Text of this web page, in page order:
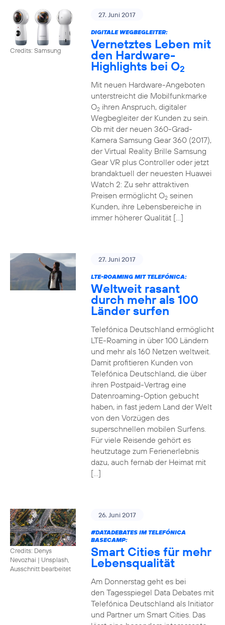
Credits: Samsung
27. Juni 2017
DIGITALE WEGBEGLEITER:
Vernetztes Leben mit
den Hardware-
Highlights bei O2
Mit neuen Hardware-Angeboten
unterstreicht die Mobilfunkmarke
O2ihren Anspruch, digitaler
Wegbegleiter der Kunden zu sein.
Ob mit der neuen 360-Grad-
Kamera Samsung Gear 360 (2017),
der Virtual Reality Brille Samsung
Gear VR plus Controller oder jetzt
brandaktuell der neuesten Huawei
Watch 2: Zu sehr attraktiven
Preisen ermöglicht O2seinen
Kunden, ihre Lebensbereiche in
immer höherer Qualität […]
27. Juni 2017
LTE-ROAMING MIT TELEFÓNICA:
Weltweit rasant
durch mehr als 100
Länder surfen
Telefónica Deutschland ermöglicht
LTE-Roaming in über 100 Ländern
und mehr als 160 Netzen weltweit.
Damit profitieren Kunden von
Telefónica Deutschland, die über
ihren Postpaid-Vertrag eine
Datenroaming-Option gebucht
haben, in fast jedem Land der Welt
von den Vorzügen des
superschnellen mobilen Surfens.
Für viele Reisende gehört es
heutzutage zum Ferienerlebnis
dazu, auch fernab der Heimat mit
[…]
Credits: Denys
Nevozhai | Unsplash,
Ausschnitt bearbeitet
26. Juni 2017
#DATADEBATESIM TELEFÓNICA
BASECAMP:
Smart Cities für mehr
Lebensqualität
Am Donnerstag geht es bei
den Tagesspiegel Data Debates mit
Telefónica Deutschland als Initiator
und Partner um Smart Cities. Das